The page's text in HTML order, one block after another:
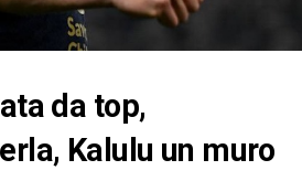
da top,
Kalulu un muro